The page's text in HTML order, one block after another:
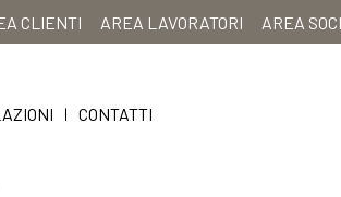
CLIENTI AREA LAVORATORI AREA SOCI
| CONTATTI